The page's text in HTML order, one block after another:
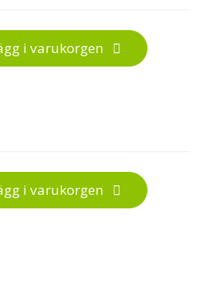
för hörnskrivbord, Flex 3 ben
i varukorgen
för hörnskrivbord, Flex 3 ben
i varukorgen